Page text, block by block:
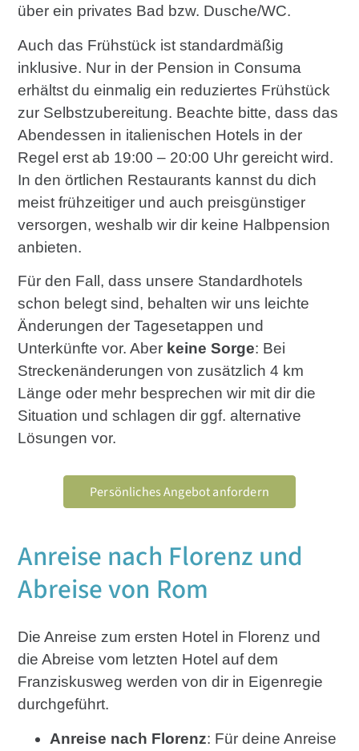
über ein privates Bad bzw. Dusche/WC.
Auch das Frühstück ist standardmäßig
inklusive. Nur in der Pension in Consuma
erhältst du einmalig ein reduziertes Frühstück
zur Selbstzubereitung. Beachte bitte, dass das
Abendessen in italienischen Hotels in der
Regel erst ab 19:00 – 20:00 Uhr gereicht wird.
In den örtlichen Restaurants kannst du dich
meist frühzeitiger und auch preisgünstiger
versorgen, weshalb wir dir keine Halbpension
anbieten.
Für den Fall, dass unsere Standardhotels
schon belegt sind, behalten wir uns leichte
Änderungen der Tagesetappen und
Unterkünfte vor. Aber keine Sorge: Bei
Streckenänderungen von zusätzlich 4 km
Länge oder mehr besprechen wir mit dir die
Situation und schlagen dir ggf. alternative
Lösungen vor.
Persönliches Angebot anfordern
Anreise nach Florenz und
Abreise von Rom
Die Anreise zum ersten Hotel in Florenz und
die Abreise vom letzten Hotel auf dem
Franziskusweg werden von dir in Eigenregie
durchgeführt.
Anreise nach Florenz: Für deine Anreise